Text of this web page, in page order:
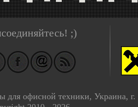
;)
для офисной техники, Украина,